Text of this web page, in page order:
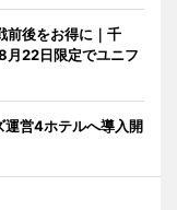
前後をお得に｜千
月22日限定でユニフ
運営4ホテルへ導入開